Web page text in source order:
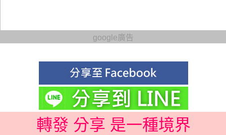
google廣告
轉發 分享 是一種境界